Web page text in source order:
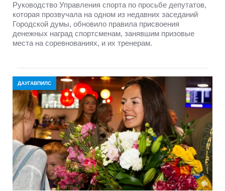
Руководство Управления спорта по просьбе депутатов,
которая прозвучала на одном из недавних заседаний
Городской думы, обновило правила присвоения
денежных наград спортсменам, занявшим призовые
места на соревнованиях, и их тренерам.
ДАУГАВПИЛС